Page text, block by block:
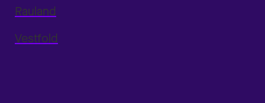
Rauland
Vestfold